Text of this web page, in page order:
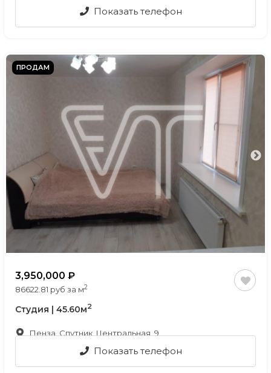
Показать телефон
ПРОДАМ
3,950,000
86622.81 руб за м2
Студия | 45.60м2
Пенза, Спутник, Центральная, 9
Показать телефон